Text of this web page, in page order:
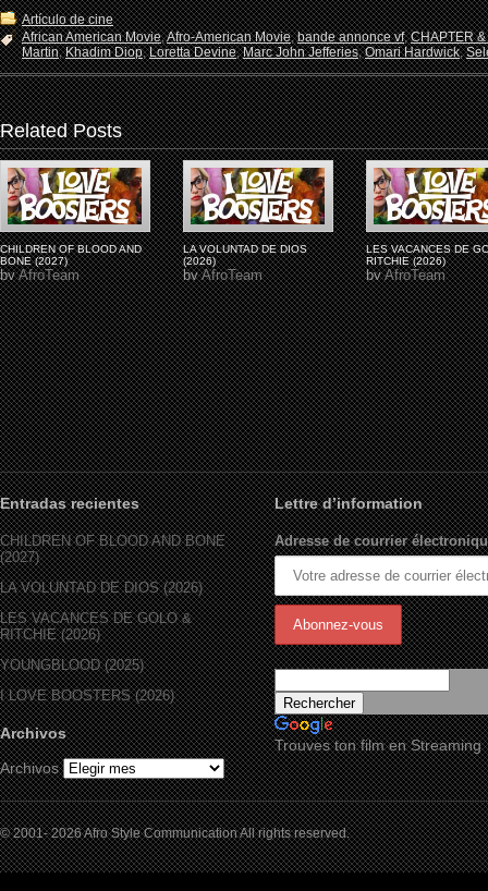
Artículo de cine
African American Movie,Afro-American Movie,bande annonce vf,CHAPTER
Martin,Khadim Diop,Loretta Devine,Marc John Jefferies,Omari Hardwick,
Related Posts
CHILDREN OF BLOOD AND
BONE (2027)
byAfroTeam
LA VOLUNTAD DE DIOS
(2026)
byAfroTeam
LES VACANCES DE
RITCHIE (2026)
byAfroTeam
Entradas recientes
CHILDREN OF BLOOD AND BONE
(2027)
LA VOLUNTAD DE DIOS (2026)
LES VACANCES DE GOLO &
RITCHIE (2026)
YOUNGBLOOD (2025)
I LOVE BOOSTERS (2026)
Archivos
Archivos
Lettre d’information
Adresse de courrier
Trouves ton film en Streaming
© 2001- 2026 Afro Style Communication All rights reserved.